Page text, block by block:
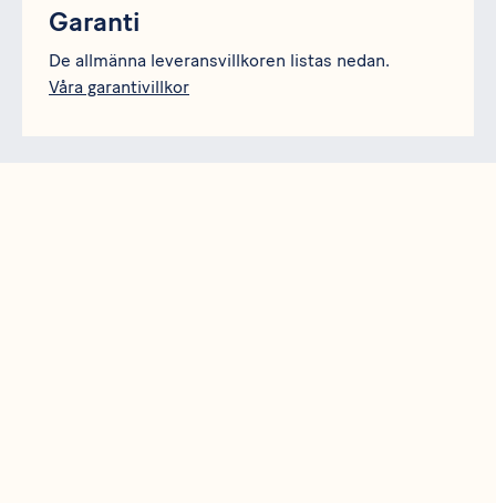
Garanti
De allmänna leveransvillkoren listas nedan.
Våra garantivillkor